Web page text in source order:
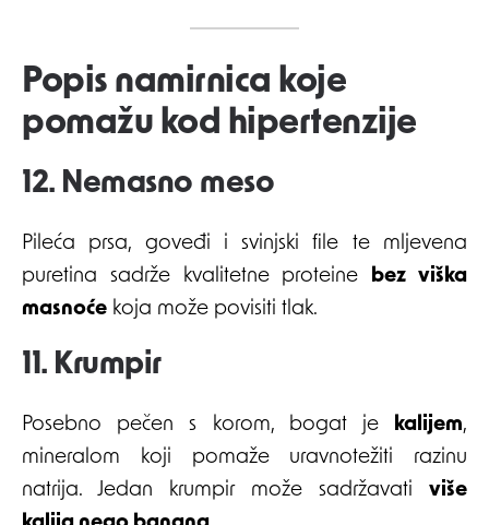
Popis namirnica koje
pomažu kod hipertenzije
12. Nemasno meso
Pileća prsa, goveđi i svinjski file te mljevena
puretina sadrže kvalitetne proteine bez viška
masnoće koja može povisiti tlak.
11. Krumpir
Posebno pečen s korom, bogat je kalijem,
mineralom koji pomaže uravnotežiti razinu
natrija. Jedan krumpir može sadržavati više